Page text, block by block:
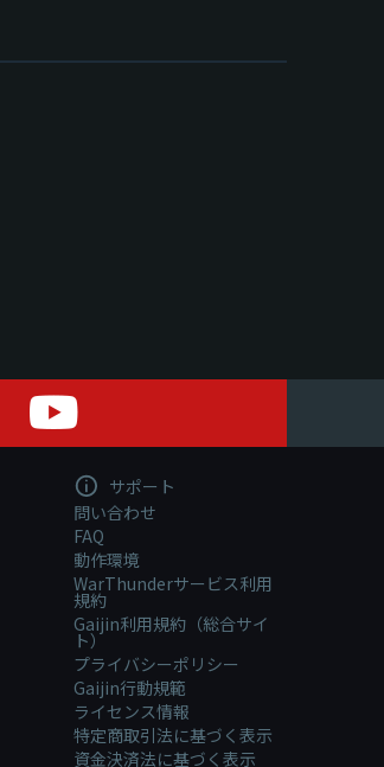
サポート
問い合わせ
FAQ
動作環境
WarThunderサービス利用
規約
Gaijin利用規約（総合サイ
ト）
プライバシーポリシー
Gaijin行動規範
ライセンス情報
特定商取引法に基づく表示
資金決済法に基づく表示